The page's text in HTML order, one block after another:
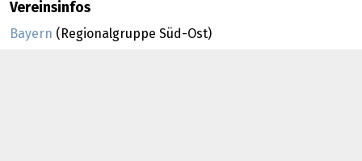
Vereinsinfos
Bayern (Regionalgruppe Süd-Ost)